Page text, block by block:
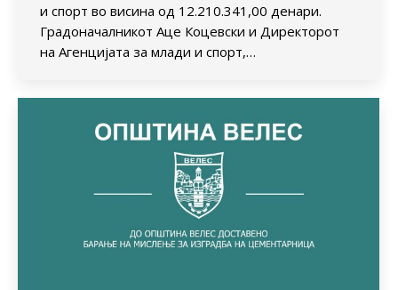
и спорт во висина од 12.210.341,00 денари.
Градоначалникот Аце Коцевски и Директорот
на Агенцијата за млади и спорт,…